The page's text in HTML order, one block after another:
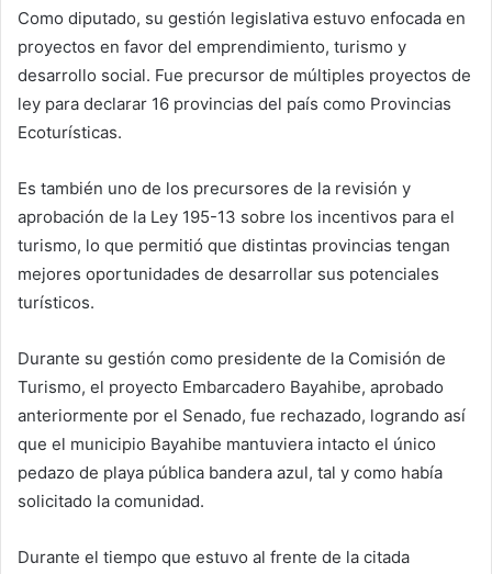
Como diputado, su gestión legislativa estuvo enfocada en
proyectos en favor del emprendimiento, turismo y
desarrollo social. Fue precursor de múltiples proyectos de
ley para declarar 16 provincias del país como Provincias
Ecoturísticas.
Es también uno de los precursores de la revisión y
aprobación de la Ley 195-13 sobre los incentivos para el
turismo, lo que permitió que distintas provincias tengan
mejores oportunidades de desarrollar sus potenciales
turísticos.
Durante su gestión como presidente de la Comisión de
Turismo, el proyecto Embarcadero Bayahibe, aprobado
anteriormente por el Senado, fue rechazado, logrando así
que el municipio Bayahibe mantuviera intacto el único
pedazo de playa pública bandera azul, tal y como había
solicitado la comunidad.
Durante el tiempo que estuvo al frente de la citada